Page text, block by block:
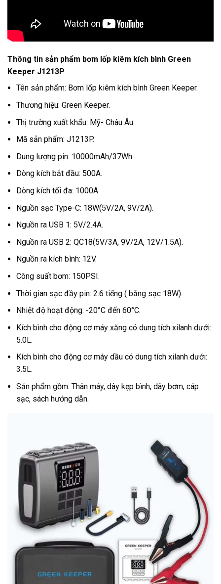
Thông tin sản phẩm bơm lốp kiêm kích bình Green
Keeper J1213P
Tên sản phẩm: Bơm lốp kiêm kích bình Green Keeper.
Thương hiệu: Green Keeper.
Thị trường xuất khẩu: Mỹ- Châu Âu.
Mã sản phẩm: J1213P.
Dung lượng pin: 10000mAh/37Wh.
Dòng kích bắt đầu: 500A.
Dòng kích tối đa: 1000A.
Nguồn sạc Type-C: 18W(5V/2A, 9V/2A).
Nguồn ra USB 1: 5V/2.4A.
Nguồn ra USB 2: QC18(5V/3A, 9V/2A, 12V/1.5A).
Nguồn ra kích bình: 12V.
Công suất bơm: 150PSI.
Thời gian sạc đầy pin: 2.6 tiếng ( bằng sạc 18W).
Nhiệt độ hoạt động: -20°C đến 60°C.
Kích bình cho động cơ máy xăng có dung tích xilanh dưới:
5.0L.
Kích bình cho động cơ máy dầu có dung tích xilanh dưới:
3.5L.
Sản phẩm gồm: Thân máy, dây kẹp bình, dây bơm, cáp
sạc, sách hướng dẫn.